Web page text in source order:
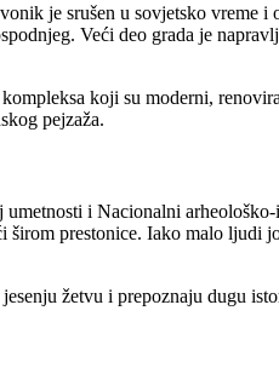
je srušen u sovjetsko vreme
Veći deo grada je
koji su moderni,
pejzaža.
i Nacionalni
prestonice. Iako malo ljudi
žetvu i prepoznaju dugu